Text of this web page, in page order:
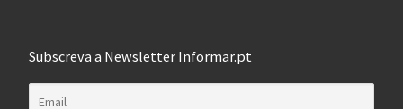
Subscreva a Newsletter Informar.pt